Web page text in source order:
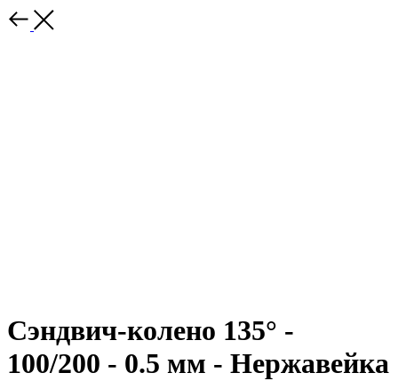
Сэндвич-колено 135° -
100/200 - 0.5 мм - Нержавейка